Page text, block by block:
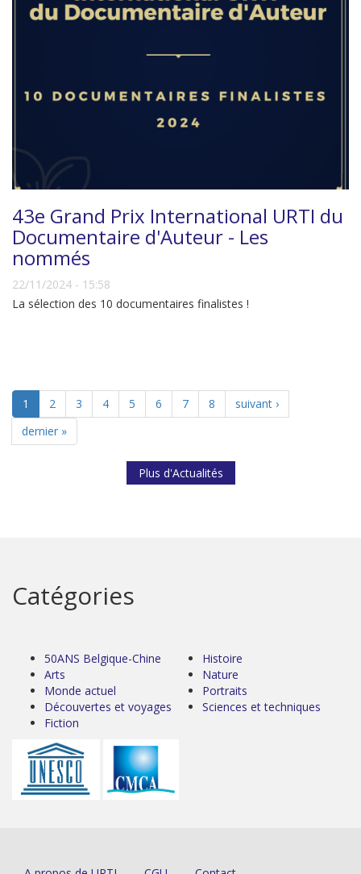
43e Grand Prix International URTI du
Documentaire d'Auteur - Les
nommés
22/11/2024 - 15:58
La sélection des 10 documentaires finalistes !
1 2 3 4 5 6 7 8
suivant ›
dernier »
Plus d'Actualités
Catégories
50ANS Belgique-Chine
Arts
Monde actuel
Découvertes et voyages
Fiction
Histoire
Nature
Portraits
Sciences et techniques